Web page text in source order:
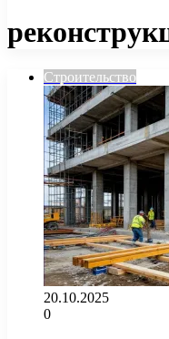
Строительство
20.10.2025
0